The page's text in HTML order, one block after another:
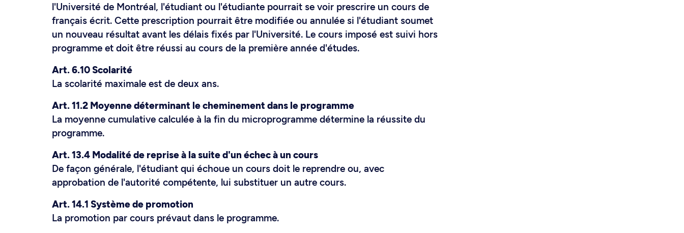
l'Université de Montréal, l'étudiant ou l'étudiante pourrait se voir prescrire un cours de
français écrit. Cette prescription pourrait être modifiée ou annulée si l'étudiant soumet
un nouveau résultat avant les délais fixés par l'Université. Le cours imposé est suivi hors
programme et doit être réussi au cours de la première année d'études.
Art. 6.10 Scolarité
La scolarité maximale est de deux ans.
Art. 11.2 Moyenne déterminant le cheminement dans le programme
La moyenne cumulative calculée à la fin du microprogramme détermine la réussite du
programme.
Art. 13.4 Modalité de reprise à la suite d'un échec à un cours
De façon générale, l'étudiant qui échoue un cours doit le reprendre ou, avec
approbation de l'autorité compétente, lui substituer un autre cours.
Art. 14.1 Système de promotion
La promotion par cours prévaut dans le programme.